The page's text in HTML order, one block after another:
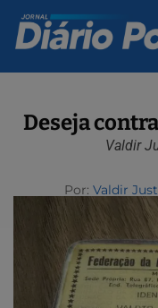
Deseja
Valdir
Por: Valdir